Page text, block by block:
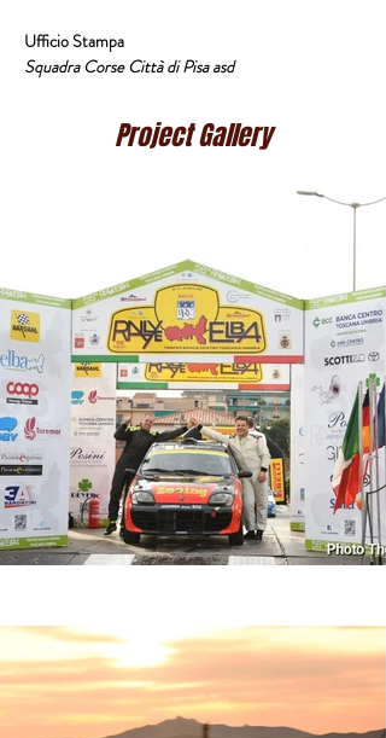
Ufficio Stampa
Squadra Corse Città di Pisa asd
Project Gallery